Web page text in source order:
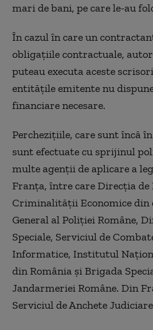
mari de bani, pe care le-au
În cazul în care un
obligaţiile contractuale,
puteau executa aceste
entităţile emitente nu
financiare necesare.
Percheziţiile, care sunt încă
sunt efectuate cu sprijinul
multe agenţii de aplicare a
Franţa, între care Direcţia de
Criminalităţii Economice
General al Poliţiei Române,
Speciale, Serviciul de
Informatice, Institutul
din România şi Brigada
Jandarmeriei Române. Din
Serviciul de Anchete